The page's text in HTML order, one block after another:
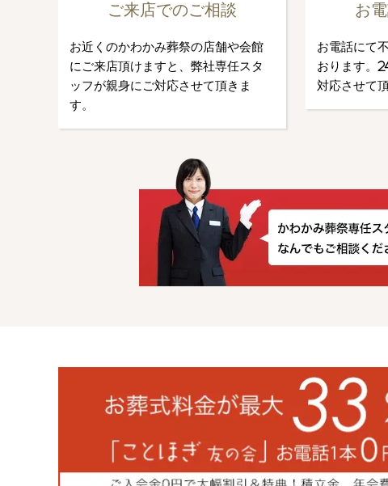
ご来店でのご相談
お近くのかわかみ葬祭の店舗や会館
にご来店頂けますと、弊社専任スタ
ッフが親身にご対応させて頂きま
す。
お
お電話にて
おります。
対応させて